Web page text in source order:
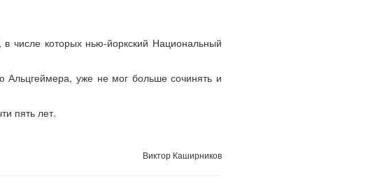
числе которых нью-йоркский Национальный
Альцгеймера, уже не мог больше сочинять и
пять лет.
Виктор Каширников